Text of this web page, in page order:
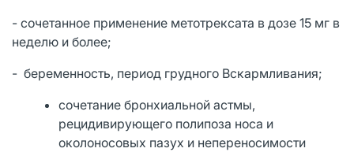
- сочетанное применение метотрексата в дозе 15 мг в
неделю и более;
- беременность, период грудного Вскармливания;
сочетание бронхиальной астмы,
рецидивирующего полипоза носа и
околоносовых пазух и непереносимости